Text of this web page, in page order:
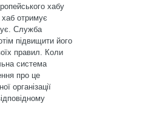
хабу
отримує
Служба
підвищити його
правил. Коли
система
про це
організації